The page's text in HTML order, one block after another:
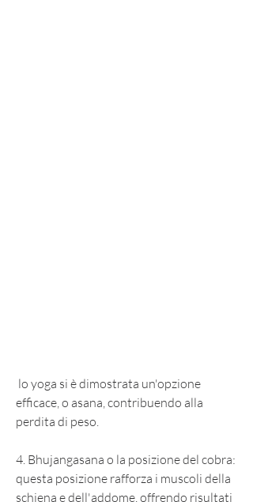
efficace, o asana, contribuendo alla
perdita di peso.
4. Bhujangasana o la posizione del cobra:
questa posizione rafforza i muscoli della
schiena e dell'addome, offrendo risultati